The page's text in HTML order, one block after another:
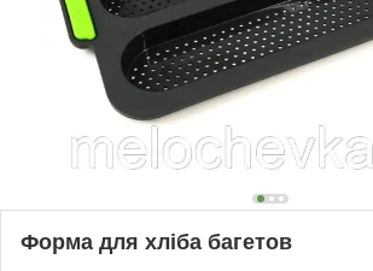
Форма для хліба багетов